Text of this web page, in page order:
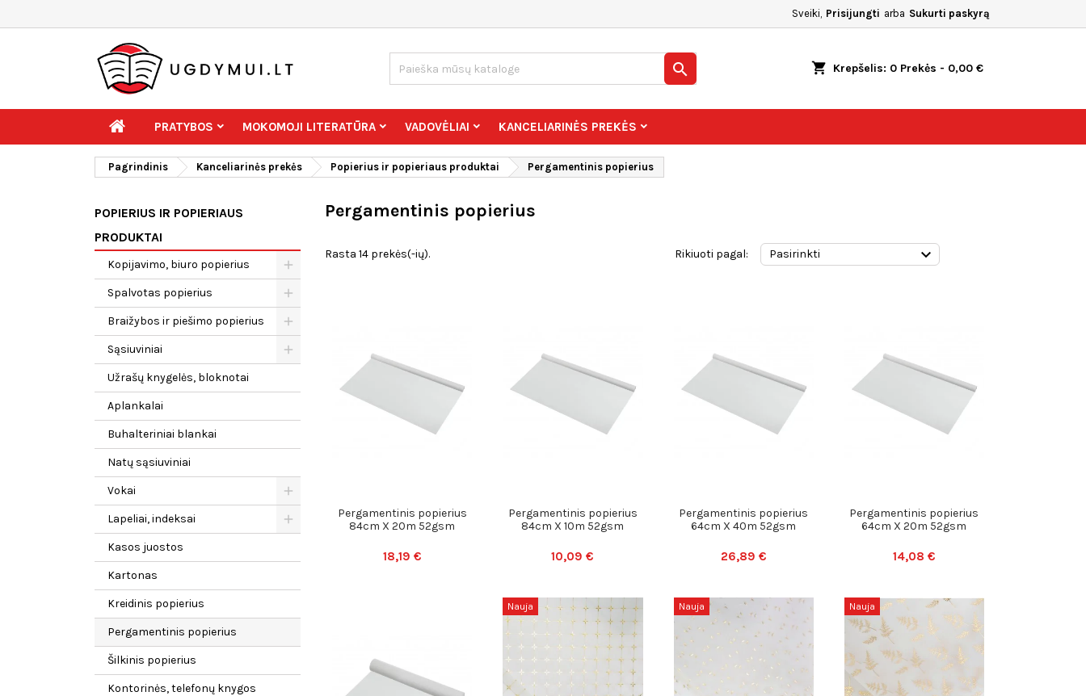
Sveiki, Prisijungti arba Sukurti paskyrą
shopping_cart Krepšelis: 0 Prekės - 0,00 €

PRATYBOS MOKOMOJI LITERATŪRA VADOVĖLIAI KANCELIARINĖS PREKĖS
Pagrindinis Kanceliarinės prekės Popierius ir popieriaus produktai Pergamentinis popierius
POPIERIUS IR POPIERIAUS
PRODUKTAI
Kopijavimo, biuro popierius
Spalvotas popierius
Braižybos ir piešimo popierius
Sąsiuviniai
Užrašų knygelės, bloknotai
Aplankalai
Buhalteriniai blankai
Natų sąsiuviniai
Vokai
Lapeliai, indeksai
Kasos juostos
Kartonas
Kreidinis popierius
Pergamentinis popierius
Šilkinis popierius
Kontorinės, telefonų knygos
Pergamentinis popierius
Rasta 14 prekės(-ių). Rikiuoti pagal: Pasirinkti 
Pergamentinis popierius
84cm X 20m 52gsm
18,19 €
Pergamentinis popierius
84cm X 10m 52gsm
10,09 €
Pergamentinis popierius
64cm X 40m 52gsm
26,89 €
Pergamentinis popierius
64cm X 20m 52gsm
14,08 €
Nauja Nauja Nauja